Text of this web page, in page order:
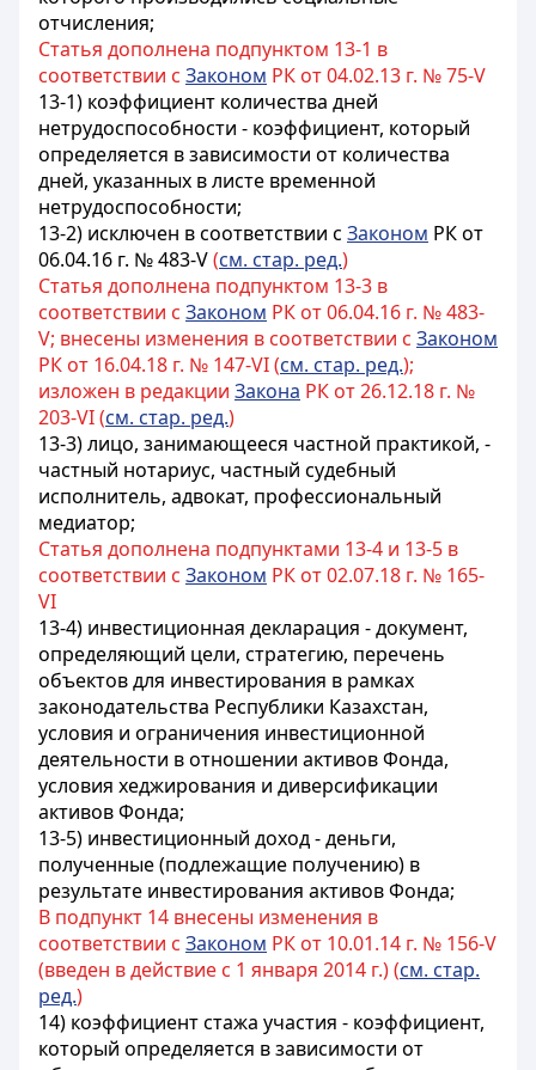
отчисления;
Статья дополнена подпунктом 13-1 в
соответствии с Законом РК от 04.02.13 г. № 75-V
13-1) коэффициент количества дней
нетрудоспособности - коэффициент, который
определяется в зависимости от количества
дней, указанных в листе временной
нетрудоспособности;
13-2) исключен в соответствии с Законом РК от
06.04.16 г. № 483-V(см. стар. ред.)
Статья дополнена подпунктом 13-3 в
соответствии с Законом РК от 06.04.16 г. № 483-
V; внесены изменения в соответствии с Законом
РК от 16.04.18 г. № 147-VI (см. стар. ред.);
изложен в редакции Закона РК от 26.12.18 г. №
203-VI (см. стар. ред.)
13-3) лицо, занимающееся частной практикой, -
частный нотариус, частный судебный
исполнитель, адвокат, профессиональный
медиатор;
Статья дополнена подпунктами 13-4 и 13-5 в
соответствии с Законом РК от 02.07.18 г. № 165-
VI
13-4) инвестиционная декларация - документ,
определяющий цели, стратегию, перечень
объектов для инвестирования в рамках
законодательства Республики Казахстан,
условия и ограничения инвестиционной
деятельности в отношении активов Фонда,
условия хеджирования и диверсификации
активов Фонда;
13-5) инвестиционный доход - деньги,
полученные (подлежащие получению) в
результате инвестирования активов Фонда;
В подпункт 14 внесены изменения в
соответствии с Законом РК от 10.01.14 г. № 156-V
(введен в действие с 1 января 2014 г.) (см. стар.
ред.)
14) коэффициент стажа участия - коэффициент,
который определяется в зависимости от